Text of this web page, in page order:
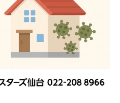
正しい換気習慣
油断せずカビ対策を！
のときはMIST工法®カ